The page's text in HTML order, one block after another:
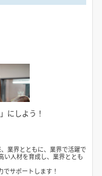
にしよう！
業界とともに、業界で活躍で
い人材を育成し、業界ととも
サポートします！